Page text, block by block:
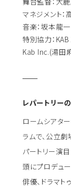
マネジメント：
音楽：坂本龍一
特別協力：KAB
Kab Inc.(湯田
レパートリー
ロームシアタ
ラムで、公立
パートリー演
頭にプロデュー
俳優、ドラマ